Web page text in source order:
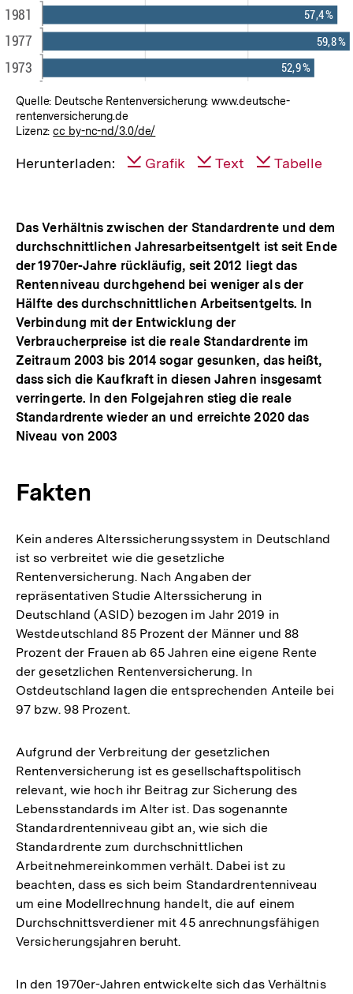
Quelle: Deutsche Rentenversicherung: www.deutsche-
rentenversicherung.de
Lizenz:cc by-nc-nd/3.0/de/
Herunterladen: Grafik Text Tabelle
Das Verhältnis zwischen der Standardrente und dem
durchschnittlichen Jahresarbeitsentgelt ist seit Ende
der 1970er-Jahre rückläufig, seit 2012 liegt das
Rentenniveau durchgehend bei weniger als der
Hälfte des durchschnittlichen Arbeitsentgelts. In
Verbindung mit der Entwicklung der
Verbraucherpreise ist die reale Standardrente im
Zeitraum 2003 bis 2014 sogar gesunken, das heißt,
dass sich die Kaufkraft in diesen Jahren insgesamt
verringerte. In den Folgejahren stieg die reale
Standardrente wieder an und erreichte 2020 das
Niveau von 2003
Fakten
Kein anderes Alterssicherungssystem in Deutschland
ist so verbreitet wie die gesetzliche
Rentenversicherung. Nach Angaben der
repräsentativen Studie Alterssicherung in
Deutschland (ASID) bezogen im Jahr 2019 in
Westdeutschland 85 Prozent der Männer und 88
Prozent der Frauen ab 65 Jahren eine eigene Rente
der gesetzlichen Rentenversicherung. In
Ostdeutschland lagen die entsprechenden Anteile bei
97 bzw. 98 Prozent.
Aufgrund der Verbreitung der gesetzlichen
Rentenversicherung ist es gesellschaftspolitisch
relevant, wie hoch ihr Beitrag zur Sicherung des
Lebensstandards im Alter ist. Das sogenannte
Standardrentenniveau gibt an, wie sich die
Standardrente zum durchschnittlichen
Arbeitnehmereinkommen verhält. Dabei ist zu
beachten, dass es sich beim Standardrentenniveau
um eine Modellrechnung handelt, die auf einem
Durchschnittsverdiener mit 45 anrechnungsfähigen
Versicherungsjahren beruht.
In den 1970er-Jahren entwickelte sich das Verhältnis